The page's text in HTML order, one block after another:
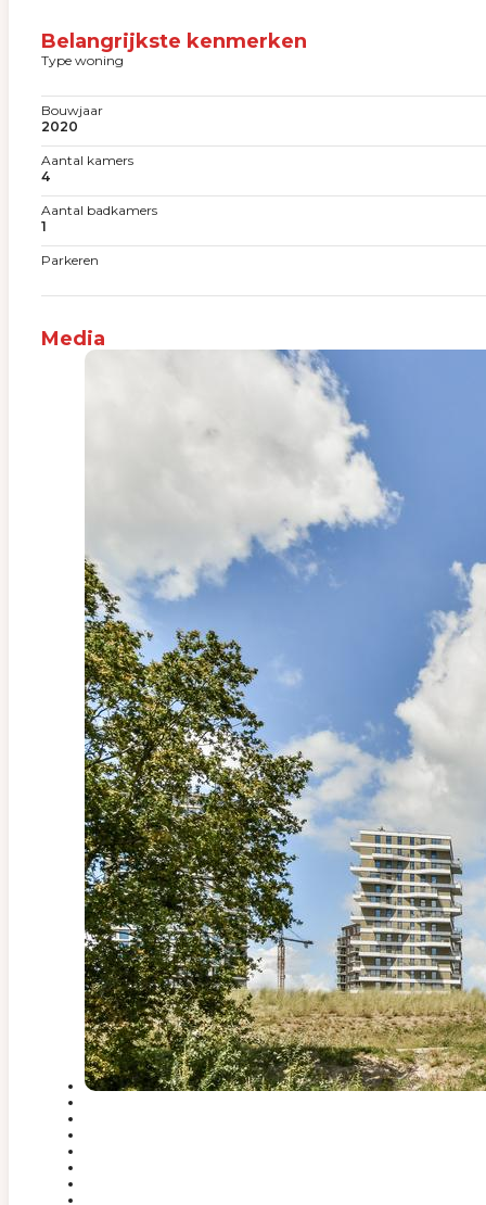
Belangrijkste kenmerken
Type woning
Bouwjaar
2020
Aantal kamers
4
Aantal badkamers
1
Parkeren
Media